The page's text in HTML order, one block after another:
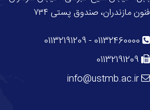
فنون مازندران، صندوق پستی ۷۳۴
01132460000
-
01132191209
01132191209
info@ustmb.ac.ir